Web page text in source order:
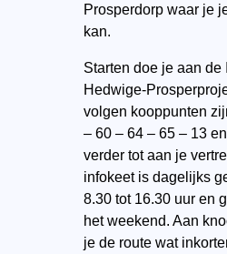
Prosperdorp waar je
kan.
Starten doe je aan de
Hedwige-
volgen kooppunten
– 60 – 64 – 65 – 13
verder tot aan je
infokeet is dagelijks
8.30 tot 16.30 uur en
het weekend. Aan
je de route wat